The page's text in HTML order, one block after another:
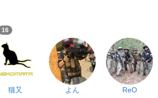
16
猫又 よん ReO